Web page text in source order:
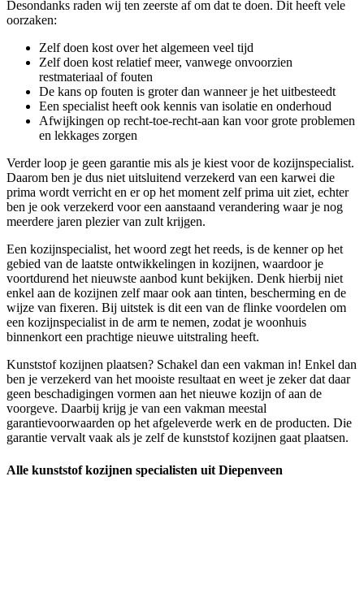
Desondanks raden wij ten zeerste af om dat te doen. Dit heeft vele
oorzaken:
Zelf doen kost over het algemeen veel tijd
Zelf doen kost relatief meer, vanwege onvoorzien
restmateriaal of fouten
De kans op fouten is groter dan wanneer je het uitbesteedt
Een specialist heeft ook kennis van isolatie en onderhoud
Afwijkingen op recht-toe-recht-aan kan voor grote problemen
en lekkages zorgen
Verder loop je geen garantie mis als je kiest voor de kozijnspecialist.
Daarom ben je dus niet uitsluitend verzekerd van een karwei die
prima wordt verricht en er op het moment zelf prima uit ziet, echter
ben je ook verzekerd voor een aanstaand verandering waar je nog
meerdere jaren plezier van zult krijgen.
Een kozijnspecialist, het woord zegt het reeds, is de kenner op het
gebied van de laatste ontwikkelingen in kozijnen, waardoor je
voortdurend het nieuwste aanbod kunt bekijken. Denk hierbij niet
enkel aan de kozijnen zelf maar ook aan tinten, bescherming en de
wijze van fixeren. Bij uitstek is dit een van de flinke voordelen om
een kozijnspecialist in de arm te nemen, zodat je woonhuis
binnenkort een prachtige nieuwe uitstraling heeft.
Kunststof kozijnen plaatsen? Schakel dan een vakman in! Enkel dan
ben je verzekerd van het mooiste resultaat en weet je zeker dat daar
geen beschadigingen vormen aan het nieuwe kozijn of aan de
voorgeve. Daarbij krijg je van een vakman meestal
garantievoorwaarden op het afgeleverde werk en de producten. Die
garantie vervalt vaak als je zelf de kunststof kozijnen gaat plaatsen.
Alle kunststof kozijnen specialisten uit Diepenveen